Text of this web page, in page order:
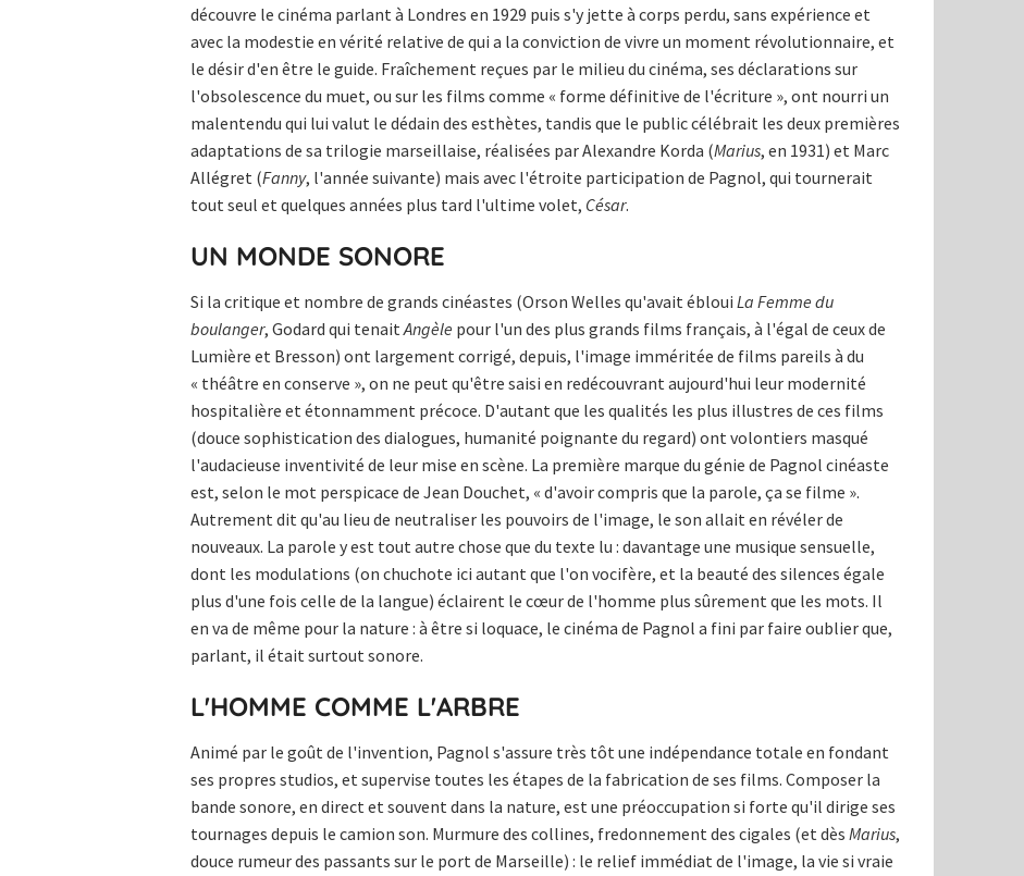
découvre le cinéma parlant à Londres en 1929 puis s'y jette à corps perdu, sans expérience et
avec la modestie en vérité relative de qui a la conviction de vivre un moment révolutionnaire, et
le désir d'en être le guide. Fraîchement reçues par le milieu du cinéma, ses déclarations sur
l'obsolescence du muet, ou sur les films comme « forme définitive de l'écriture », ont nourri un
malentendu qui lui valut le dédain des esthètes, tandis que le public célébrait les deux premières
adaptations de sa trilogie marseillaise, réalisées par Alexandre Korda (Marius, en 1931) et Marc
Allégret (Fanny, l'année suivante) mais avec l'étroite participation de Pagnol, qui tournerait
tout seul et quelques années plus tard l'ultime volet, César.
UN MONDE SONORE
Si la critique et nombre de grands cinéastes (Orson Welles qu'avait ébloui La Femme du
boulanger, Godard qui tenaitAngèle pour l'un des plus grands films français, à l'égal de ceux de
Lumière et Bresson) ont largement corrigé, depuis, l'image imméritée de films pareils à du
« théâtre en conserve », on ne peut qu'être saisi en redécouvrant aujourd'hui leur modernité
hospitalière et étonnamment précoce. D'autant que les qualités les plus illustres de ces films
(douce sophistication des dialogues, humanité poignante du regard) ont volontiers masqué
l'audacieuse inventivité de leur mise en scène. La première marque du génie de Pagnol cinéaste
est, selon le mot perspicace de Jean Douchet, « d'avoir compris que la parole, ça se filme ».
Autrement dit qu'au lieu de neutraliser les pouvoirs de l'image, le son allait en révéler de
nouveaux. La parole y est tout autre chose que du texte lu : davantage une musique sensuelle,
dont les modulations (on chuchote ici autant que l'on vocifère, et la beauté des silences égale
plus d'une fois celle de la langue) éclairent le cœur de l'homme plus sûrement que les mots. Il
en va de même pour la nature : à être si loquace, le cinéma de Pagnol a fini par faire oublier que,
parlant, il était surtout sonore.
L'HOMME COMME L'ARBRE
Animé par le goût de l'invention, Pagnol s'assure très tôt une indépendance totale en fondant
ses propres studios, et supervise toutes les étapes de la fabrication de ses films. Composer la
bande sonore, en direct et souvent dans la nature, est une préoccupation si forte qu'il dirige ses
tournages depuis le camion son. Murmure des collines, fredonnement des cigales (et dès Marius,
douce rumeur des passants sur le port de Marseille) : le relief immédiat de l'image, la vie si vraie